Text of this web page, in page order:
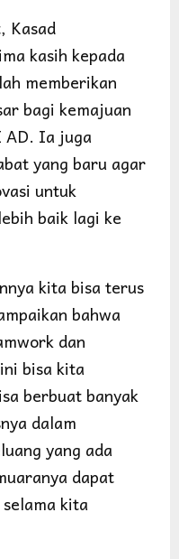
Kasad
kasih kepada
memberikan
bagi kemajuan
AD. Ia juga
yang baru agar
untuk
baik lagi ke
kita bisa terus
bahwa
dan
bisa kita
berbuat banyak
dalam
yang ada
dapat
kita